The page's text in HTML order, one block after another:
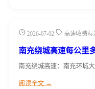
2026-07-02 高速收费标
南充绕城高速每公里
南充绕城高速：南充环城
阅读全文 →